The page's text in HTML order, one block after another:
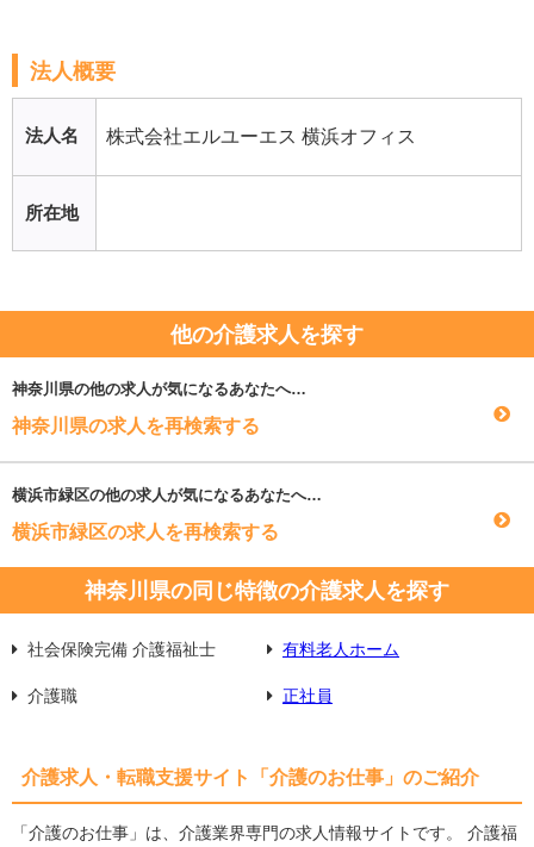
法人概要
法人名 株式会社エルユーエス 横浜オフィス
所在地
他の介護求人を探す
神奈川県の他の求人が気になるあなたへ…
神奈川県の求人を再検索する
横浜市緑区の他の求人が気になるあなたへ…
横浜市緑区の求人を再検索する
神奈川県の同じ特徴の介護求人を探す
社会保険完備 介護福祉士 有料老人ホーム
介護職 正社員
介護求人・転職支援サイト「介護のお仕事」のご紹介
「介護のお仕事」は、介護業界専門の求人情報サイトです。 介護福